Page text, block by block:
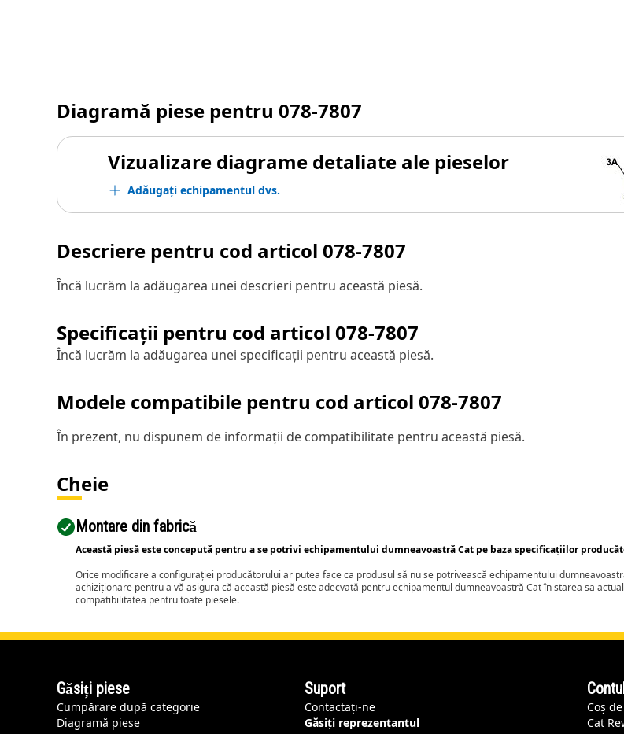
Diagramă piese pentru 078-7807
Vizualizare diagrame detaliate ale pieselor
Adăugați echipamentul dvs.
Descriere pentru cod articol 078-7807
Încă lucrăm la adăugarea unei descrieri pentru această piesă.
Specificații pentru cod articol 078-7807
Încă lucrăm la adăugarea unei specificații pentru această piesă.
Modele compatibile pentru cod articol 078-7807
În prezent, nu dispunem de informații de compatibilitate pentru această piesă.
Cheie
Montare din fabrică
Această piesă este concepută pentru a se potrivi echipamentului dumneavoastră Cat pe baza specificațiilor
Orice modificare a configurației producătorului ar putea face ca produsul să nu se potrivească echipamentului
achiziționare pentru a vă asigura că această piesă este adecvată pentru echipamentul dumneavoastră Cat în starea sa
compatibilitatea pentru toate piesele.
Găsiți piese
Cumpărare după categorie
Diagramă piese
Suport
Contactați-ne
Găsiți reprezentantul
Coș
Cat